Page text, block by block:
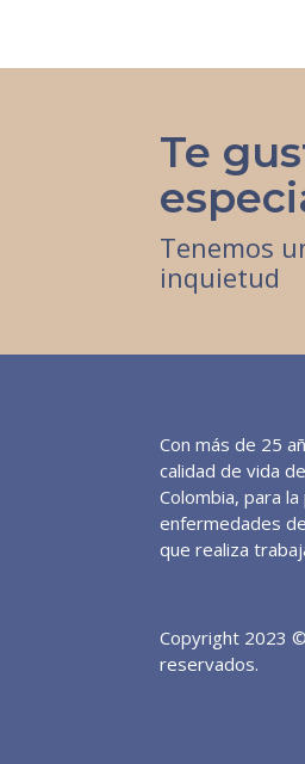
Te
Tenemos
inquietud
Con más de 25
calidad de vida
Colombia, para
enfermedades
que realiza
Copyright 2023
reservados.